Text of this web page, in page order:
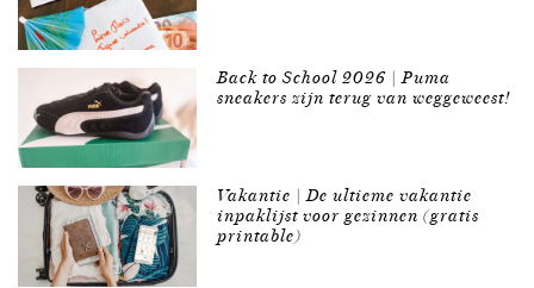
Back to School 2026 | Puma
sneakers zijn terug van weggeweest!
Vakantie | De ultieme vakantie
inpaklijst voor gezinnen (gratis
printable)